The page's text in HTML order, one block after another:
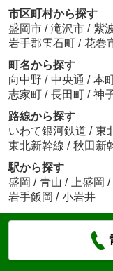
市区町村から探す
盛岡市 / 滝沢市 / 紫
岩手郡雫石町 / 花巻
町名から探す
向中野 / 中央通 / 本
志家町 / 長田町 / 神
路線から探す
いわて銀河鉄道 / 東
東北新幹線 / 秋田新
駅から探す
盛岡 / 青山 / 上盛岡 /
岩手飯岡 / 小岩井